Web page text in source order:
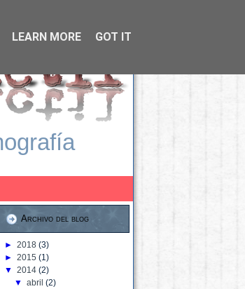
Archivo del blog
► 2018 (3)
► 2015 (1)
▼ 2014 (2)
▼ abril (2)
LEARN MORE GOT IT